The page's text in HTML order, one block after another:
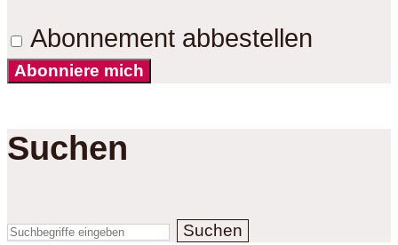
Abonnement abbestellen
Abonniere mich
Suchen
Suchen